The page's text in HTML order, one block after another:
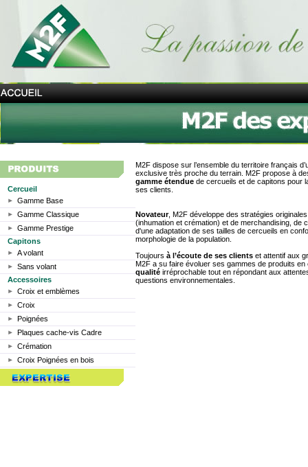
Cercueil
Gamme Base
Gamme Classique
Gamme Prestige
Capitons
A volant
Sans volant
Accessoires
Croix et emblèmes
Croix
Poignées
Plaques cache-vis Cadre
Crémation
Croix Poignées en bois
M2F dispose sur l’ensemble du territoire français
exclusive très proche du terrain. M2F propose à
gamme étendue de cercueils et de capitons pour
ses clients.
Novateur, M2F développe des stratégies
(inhumation et crémation) et de merchandising, de
d'une adaptation de ses tailles de cercueils en
morphologie de la population.
Toujours à l’écoute de ses clients et attentif aux
M2F a su faire évoluer ses gammes de produits
qualité irréprochable tout en répondant aux
questions environnementales.